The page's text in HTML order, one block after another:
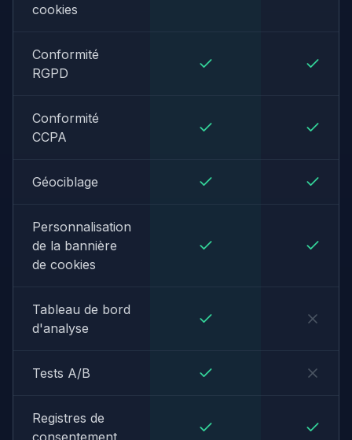
cookies
Conformité
RGPD
Conformité
CCPA
Géociblage
Personnalisation
de la bannière
de cookies
Tableau de bord
d'analyse
Tests A/B
Registres de
consentement